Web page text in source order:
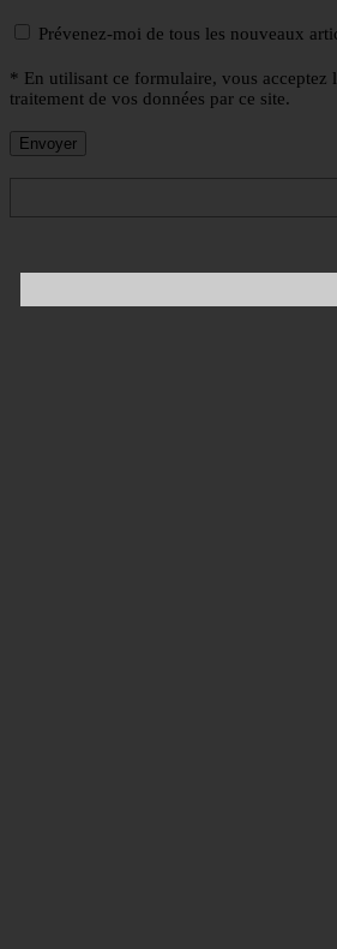
Prévenez-moi de tous les nouveaux
* En utilisant ce formulaire, vous acceptez
traitement de vos données par ce site.